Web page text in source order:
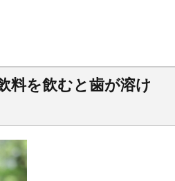
料を飲むと歯が溶け